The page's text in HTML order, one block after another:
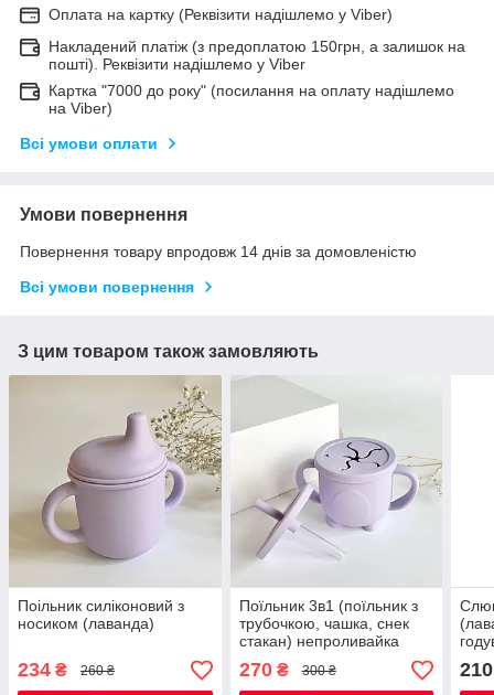
Оплата на картку (Реквізити надішлемо у Viber)
Накладений платіж (з предоплатою 150грн, а залишок на
пошті). Реквізити надішлемо у Viber
Картка "7000 до року" (посилання на оплату надішлемо
на Viber)
Всі умови оплати
Умови повернення
Повернення товару впродовж 14 днів за домовленістю
Всі умови повернення
З цим товаром також замовляють
Поільник силіконовий з
носиком (лаванда)
234 ₴ 260 ₴
Поїльник 3в1 (поїльник з
трубочкою, чашка, снек
стакан) непроливайка
силіконовий ПІНГВІН
(лаванда)
270₴ 300 ₴ 210